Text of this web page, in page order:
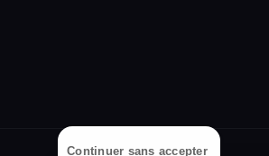
Continuer sans accepter